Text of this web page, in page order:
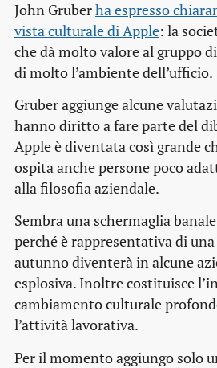
John Gruberha espresso
vista culturale di Apple: la
che dà molto valore al gruppo
di molto l’ambiente dell’ufficio.
Gruber aggiunge alcune
hanno diritto a fare parte del
Apple è diventata così grande
ospita anche persone poco
alla filosofia aziendale.
Sembra una schermaglia
perché è rappresentativa di
autunno diventerà in alcune
esplosiva. Inoltre costituisce
cambiamento culturale
l’attività lavorativa.
Per il momento aggiungo solo